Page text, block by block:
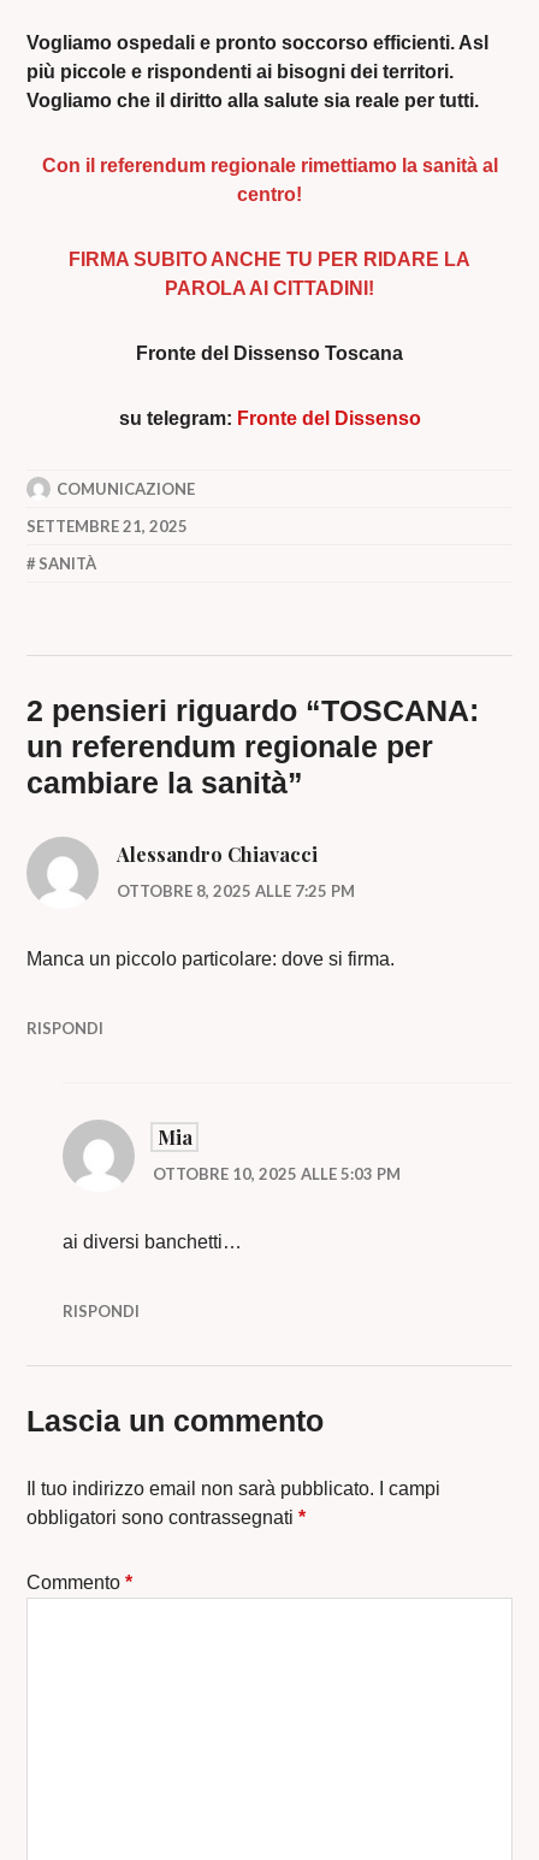
Vogliamo ospedali e pronto soccorso efficienti. Asl
più piccole e rispondenti ai bisogni dei territori.
Vogliamo che il diritto alla salute sia reale per tutti.
Con il referendum regionale rimettiamo la sanità al
centro!
FIRMA SUBITO ANCHE TU PER RIDARE LA
PAROLA AI CITTADINI!
Fronte del Dissenso Toscana
su telegram: Fronte del Dissenso
COMUNICAZIONE
SETTEMBRE 21, 2025
SANITÀ
2 pensieri riguardo “TOSCANA:
un referendum regionale per
cambiare la sanità”
Alessandro Chiavacci
OTTOBRE 8, 2025 ALLE 7:25 PM
Manca un piccolo particolare: dove si firma.
RISPONDI
Mia
OTTOBRE 10, 2025 ALLE 5:03 PM
ai diversi banchetti…
RISPONDI
Lascia un commento
Il tuo indirizzo email non sarà pubblicato.
I campi
obbligatori sono contrassegnati*
Commento*